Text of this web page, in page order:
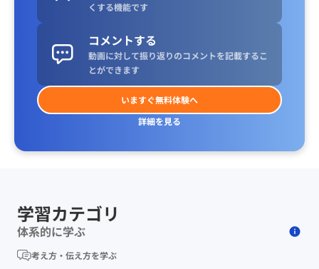
くする機能です
コメントする
動画に対して振り返りのコメントを記載するこ
とができます
いますぐ無料体験へ
詳細を見る
学習カテゴリ
体系的に学ぶ
考え方・伝え方を学ぶ